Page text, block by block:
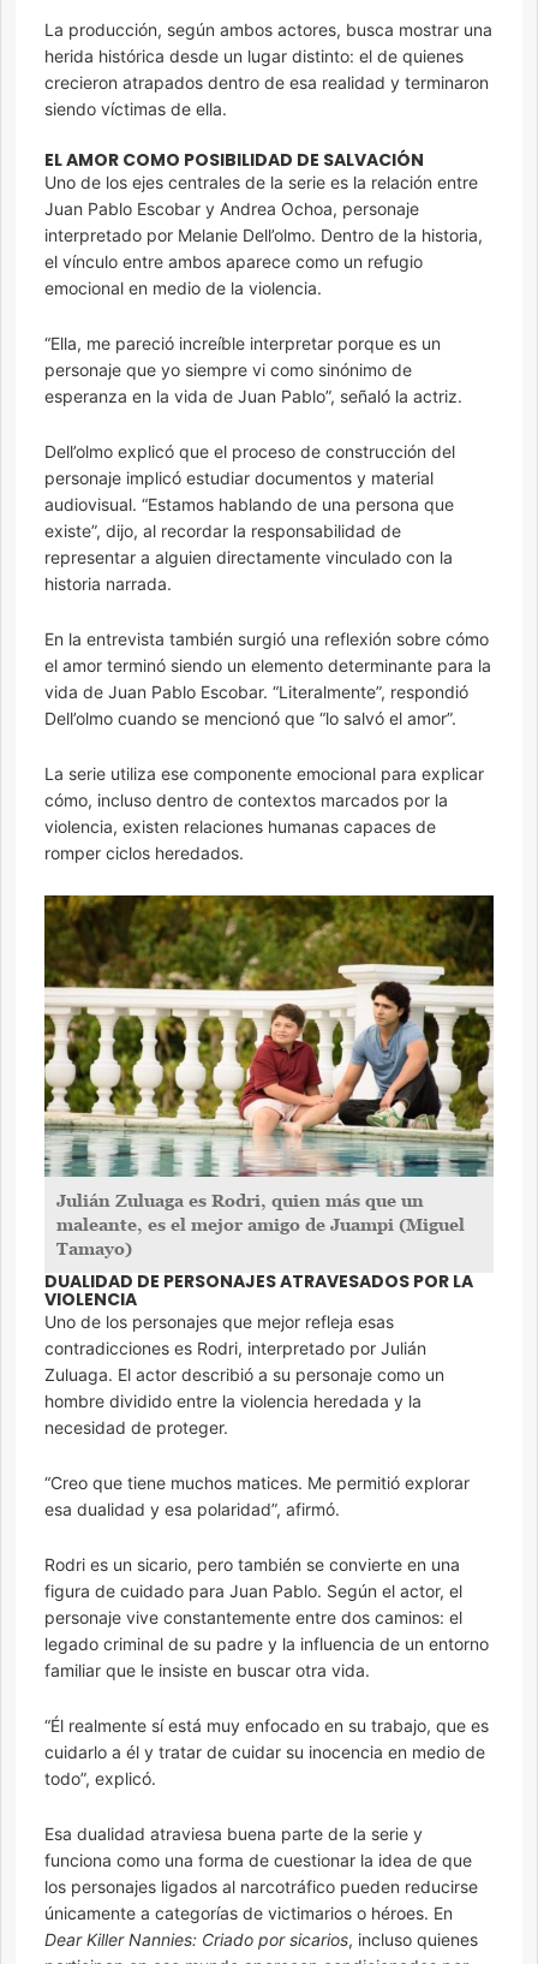
La producción, según ambos actores, busca mostrar una
herida histórica desde un lugar distinto: el de quienes
crecieron atrapados dentro de esa realidad y terminaron
siendo víctimas de ella.
EL AMOR COMO POSIBILIDAD DE SALVACIÓN
Uno de los ejes centrales de la serie es la relación entre
Juan Pablo Escobar y Andrea Ochoa, personaje
interpretado por Melanie Dell’olmo. Dentro de la historia,
el vínculo entre ambos aparece como un refugio
emocional en medio de la violencia.
“Ella, me pareció increíble interpretar porque es un
personaje que yo siempre vi como sinónimo de
esperanza en la vida de Juan Pablo”, señaló la actriz.
Dell’olmo explicó que el proceso de construcción del
personaje implicó estudiar documentos y material
audiovisual. “Estamos hablando de una persona que
existe”, dijo, al recordar la responsabilidad de
representar a alguien directamente vinculado con la
historia narrada.
En la entrevista también surgió una reflexión sobre cómo
el amor terminó siendo un elemento determinante para la
vida de Juan Pablo Escobar. “Literalmente”, respondió
Dell’olmo cuando se mencionó que “lo salvó el amor”.
La serie utiliza ese componente emocional para explicar
cómo, incluso dentro de contextos marcados por la
violencia, existen relaciones humanas capaces de
romper ciclos heredados.
Julián Zuluaga es Rodri, quien más que un
maleante, es el mejor amigo de Juampi (Miguel
Tamayo)
DUALIDAD DE PERSONAJES ATRAVESADOS POR LA
VIOLENCIA
Uno de los personajes que mejor refleja esas
contradicciones es Rodri, interpretado por Julián
Zuluaga. El actor describió a su personaje como un
hombre dividido entre la violencia heredada y la
necesidad de proteger.
“Creo que tiene muchos matices. Me permitió explorar
esa dualidad y esa polaridad”, afirmó.
Rodri es un sicario, pero también se convierte en una
figura de cuidado para Juan Pablo. Según el actor, el
personaje vive constantemente entre dos caminos: el
legado criminal de su padre y la influencia de un entorno
familiar que le insiste en buscar otra vida.
“Él realmente sí está muy enfocado en su trabajo, que es
cuidarlo a él y tratar de cuidar su inocencia en medio de
todo”, explicó.
Esa dualidad atraviesa buena parte de la serie y
funciona como una forma de cuestionar la idea de que
los personajes ligados al narcotráfico pueden reducirse
únicamente a categorías de victimarios o héroes. En
Dear Killer Nannies: Criado por sicarios, incluso quienes